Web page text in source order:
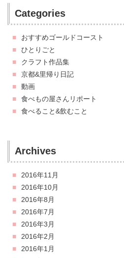
Categories
おすすめゴールドコースト
ひとりごと
クラフト作品集
京都&里帰り日記
動画
食べもの屋さんリポート
食べること&飲むこと
Archives
2016年11月
2016年10月
2016年8月
2016年7月
2016年3月
2016年2月
2016年1月